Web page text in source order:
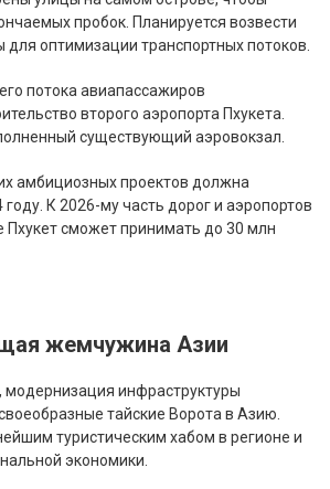
пробок. Планируется возвести
для оптимизации транспортных потоков.
потока авиапассажиров
второго аэропорта Пхукета.
существующий аэровокзал.
амбициозных проектов должна
К 2026-му часть дорог и аэропортов
Пхукет сможет принимать до 30 млн
жемчужина Азии
модернизация инфраструктуры
тайские Ворота в Азию.
туристическим хабом в регионе и
экономики.